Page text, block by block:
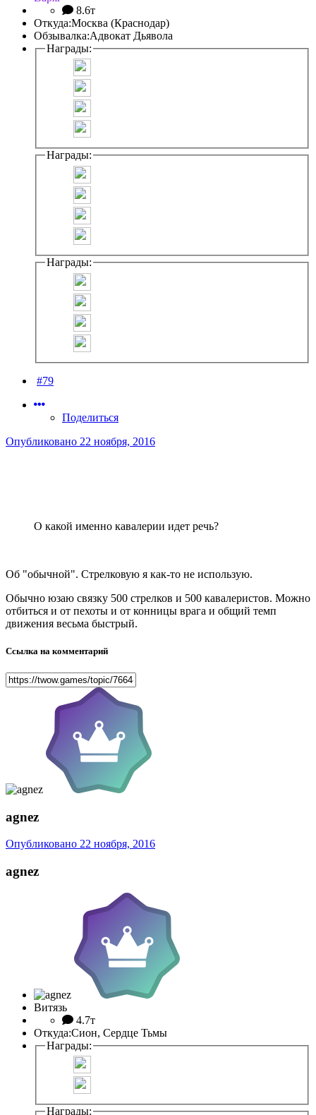
8.6т
Откуда:Москва (Краснодар)
Обзывалка:Адвокат Дьявола
Награды:
Награды:
Награды:
#79
Поделиться
Опубликовано 22 ноября, 2016
О какой именно кавалерии идет речь?
Об "обычной". Стрелковую я как-то не использую.
Обычно юзаю связку 500 стрелков и 500 кавалеристов. Можно
отбиться и от пехоты и от конницы врага и общий темп
движения весьма быстрый.
Ссылка на комментарий
agnez
Опубликовано 22 ноября, 2016
agnez
Витязь
4.7т
Откуда:Сион, Сердце Тьмы
Награды:
Награды: